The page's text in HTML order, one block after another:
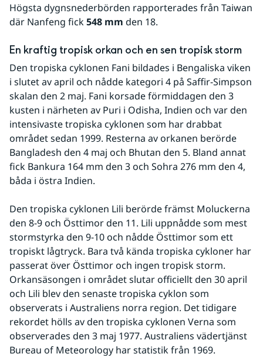
Högsta dygnsnederbörden rapporterades från Taiwan
där Nanfeng fick 548 mm den 18.
En kraftig tropisk orkan och en sen tropisk storm
Den tropiska cyklonen Fani bildades i Bengaliska viken
i slutet av april och nådde kategori 4 på Saffir-Simpson
skalan den 2 maj. Fani korsade förmiddagen den 3
kusten i närheten av Puri i Odisha, Indien och var den
intensivaste tropiska cyklonen som har drabbat
området sedan 1999. Resterna av orkanen berörde
Bangladesh den 4 maj och Bhutan den 5. Bland annat
fick Bankura 164 mm den 3 och Sohra 276 mm den 4,
båda i östra Indien.
Den tropiska cyklonen Lili berörde främst Moluckerna
den 8-9 och Östtimor den 11. Lili uppnådde som mest
stormstyrka den 9-10 och nådde Östtimor som ett
tropiskt lågtryck. Bara två kända tropiska cykloner har
passerat över Östtimor och ingen tropisk storm.
Orkansäsongen i området slutar officiellt den 30 april
och Lili blev den senaste tropiska cyklon som
observerats i Australiens norra region. Det tidigare
rekordet hölls av den tropiska cyklonen Verna som
observerades den 3 maj 1977. Australiens vädertjänst
Bureau of Meteorology har statistik från 1969.